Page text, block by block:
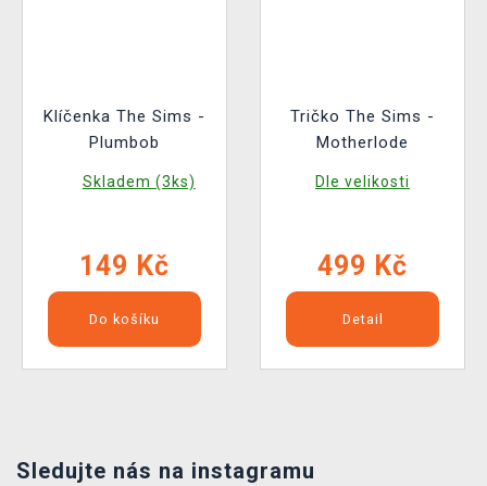
Klíčenka The Sims -
Plumbob
Skladem (3ks)
149 Kč
Do košíku
Tričko The Sims -
Motherlode
Dle velikosti
499 Kč
Detail
Sledujte nás na instagramu